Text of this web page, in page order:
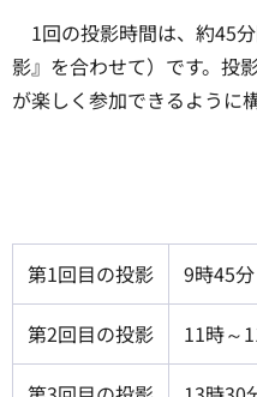
1回の投影時間は、約45
影』を合わせて）です。投
が楽しく参加できるように
第1回目の投影 9時45
第2回目の投影 11時～